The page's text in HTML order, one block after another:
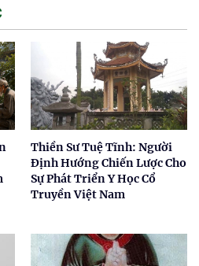
Thiền Sư Tuệ Tĩnh: Người
Định Hướng Chiến Lược Cho
Sự Phát Triển Y Học Cổ
Truyền Việt Nam